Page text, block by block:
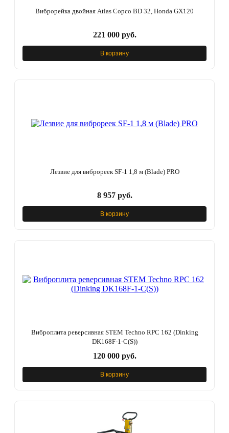
Виброрейка двойная Atlas Copco BD 32, Honda GX120
221 000 руб.
В корзину
Лезвие для виброреек SF-1 1,8 м (Blade) PRO
8 957 руб.
В корзину
Виброплита реверсивная STEM Techno RPC 162 (Dinking
DK168F-1-C(S))
120 000 руб.
В корзину